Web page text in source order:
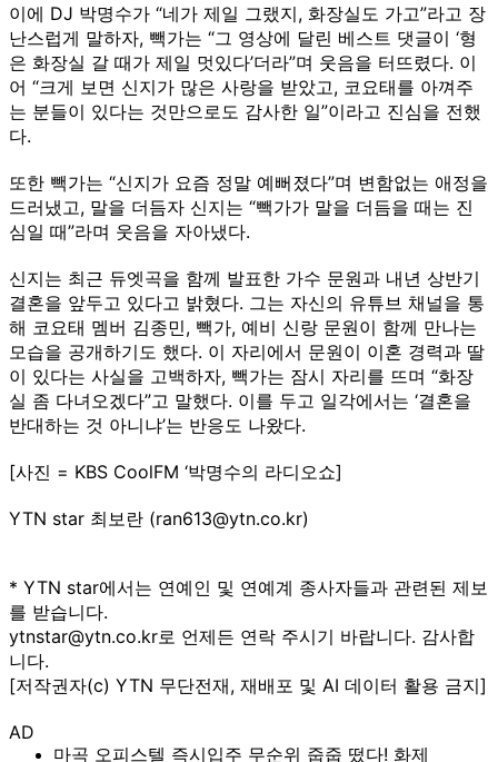
이에 DJ 박명수가 “네가 제일 그랬지, 화장실도 가고”라고 장
난스럽게 말하자, 빽가는 “그 영상에 달린 베스트 댓글이 ‘형
은 화장실 갈 때가 제일 멋있다’더라”며 웃음을 터뜨렸다. 이
어 “크게 보면 신지가 많은 사랑을 받았고, 코요태를 아껴주
는 분들이 있다는 것만으로도 감사한 일”이라고 진심을 전했
다.
또한 빽가는 “신지가 요즘 정말 예뻐졌다”며 변함없는 애정을
드러냈고, 말을 더듬자 신지는 “빽가가 말을 더듬을 때는 진
심일 때”라며 웃음을 자아냈다.
신지는 최근 듀엣곡을 함께 발표한 가수 문원과 내년 상반기
결혼을 앞두고 있다고 밝혔다. 그는 자신의 유튜브 채널을 통
해 코요태 멤버 김종민, 빽가, 예비 신랑 문원이 함께 만나는
모습을 공개하기도 했다. 이 자리에서 문원이 이혼 경력과 딸
이 있다는 사실을 고백하자, 빽가는 잠시 자리를 뜨며 “화장
실 좀 다녀오겠다”고 말했다. 이를 두고 일각에서는 ‘결혼을
반대하는 것 아니냐’는 반응도 나왔다.
[사진 = KBS CoolFM ‘박명수의 라디오쇼]
YTN star 최보란 (ran613@ytn.co.kr)
* YTN star에서는 연예인 및 연예계 종사자들과 관련된 제보
를 받습니다.
ytnstar@ytn.co.kr로 언제든 연락 주시기 바랍니다. 감사합
니다.
[저작권자(c) YTN 무단전재, 재배포 및 AI 데이터 활용 금지]
AD